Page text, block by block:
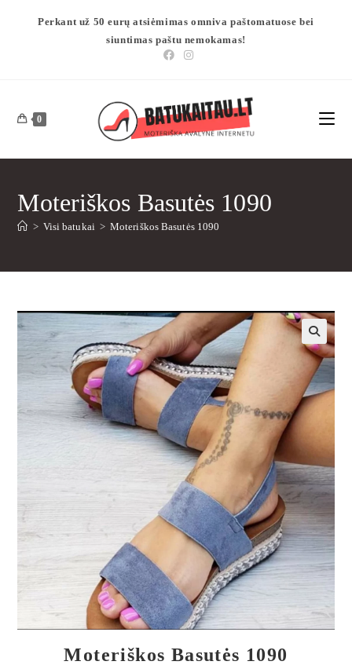
Perkant už 50 eurų atsiėmimas omniva paštomatuose bei
siuntimas paštu nemokamas!
0
Moteriškos Basutės 1090
> Visi batukai > Moteriškos Basutės 1090
🔍
Moteriškos Basutės 1090